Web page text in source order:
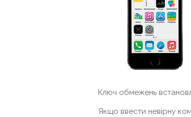
Ключ обмежень
Якщо ввести невірну